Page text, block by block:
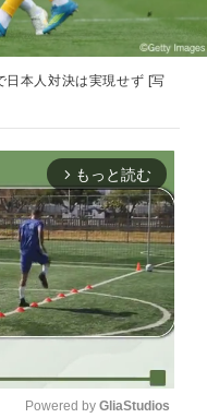
日本人対決は実現せず [写
arrow_forward_ios もっと読む
Powered by GliaStudios